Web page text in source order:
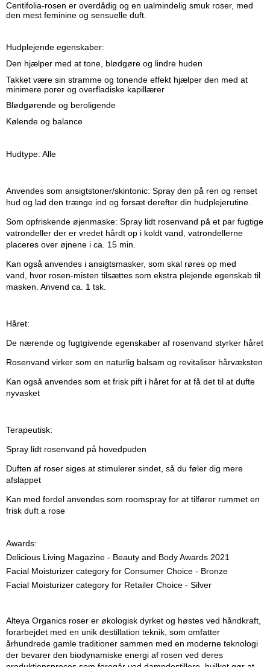
Centifolia-rosen er overdådig og en ualmindelig smuk roser, med
den mest feminine og sensuelle duft.
Hudplejende egenskaber:
Den hjælper med at tone, blødgøre og lindre huden
Takket være sin stramme og tonende effekt hjælper den med at
minimere porer og overfladiske kapillærer
Blødgørende og beroligende
Kølende og balance
Hudtype: Alle
Anvendes som ansigtstoner/skintonic: Spray den på ren og renset
hud og lad den trænge ind og forsæt derefter din hudplejerutine.
Som opfriskende øjenmaske: Spray lidt rosenvand på et par fugtige
vatrondeller der er vredet hårdt op i koldt vand, vatrondellerne
placeres over øjnene i ca. 15 min.
Kan også anvendes i ansigtsmasker, som skal røres op med
vand, hvor rosen-misten tilsættes som ekstra plejende egenskab til
masken. Anvend ca. 1 tsk.
Håret:
De nærende og fugtgivende egenskaber af rosenvand styrker håret
Rosenvand virker som en naturlig balsam og revitaliser hårvæksten
Kan også anvendes som et frisk pift i håret for at få det til at dufte
nyvasket
Terapeutisk:
Spray lidt rosenvand på hovedpuden
Duften af roser siges at stimulerer sindet, så du føler dig mere
afslappet
Kan med fordel anvendes som roomspray for at tilfører rummet en
frisk duft a rose
Awards:
Delicious Living Magazine - Beauty and Body Awards 2021
Facial Moisturizer category for Consumer Choice - Bronze
Facial Moisturizer category for Retailer Choice - Silver
Alteya Organics roser er økologisk dyrket og høstes ved håndkraft,
forarbejdet med en unik destillation teknik, som omfatter
århundrede gamle traditioner sammen med en moderne teknologi
der bevarer den biodynamiske energi af rosen ved deres